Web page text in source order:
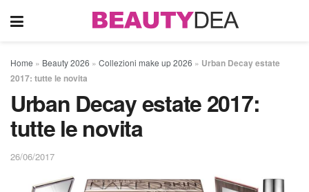
Home » Beauty 2026 » Collezioni make up 2026 » Urban Decay estate
2017: tutte le novita
Urban Decay estate 2017:
tutte le novita
26/06/2017